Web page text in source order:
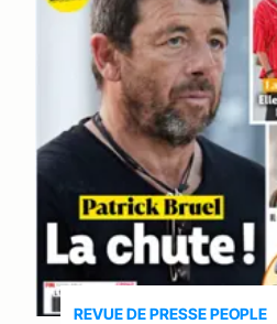
REVUE DE PRESSE PEOPLE